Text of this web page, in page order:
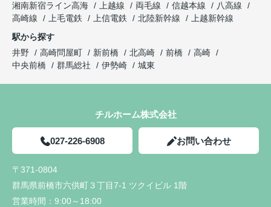
湘南新宿ライン高海
上越線 両毛線 信越本線
八高線
高崎線
上毛電鉄 上信電鉄 北陸新幹線
上越新幹線
駅から探す
井野
高崎問屋町 新前橋 北高崎 前橋
高崎
中央前橋
群馬総社 伊勢崎 城東
チルホーム株式会社
027-226-6908 お問い合わせ
〒371-0804
群馬県前橋市六供町３丁目7-1 ツクイビル 1階
営業時間： 9:00～18:00